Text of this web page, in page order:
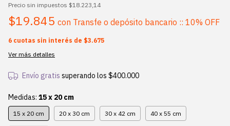
Precio sin impuestos $18.223,14
$19.845 con Transfe o depósito bancario :: 10% OFF
6 cuotas sin interés de $3.675
Ver más detalles
Envío gratis superando los $400.000
Medidas: 15 x 20 cm
15 x 20 cm 20 x 30 cm 30 x 42 cm 40 x 55 cm